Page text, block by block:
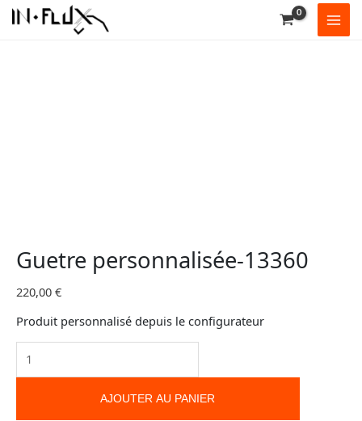
Aller
au
Guetre personnalisée-13360
220,00 €
Produit personnalisé depuis le configurateur
quantité
de
AJOUTER AU PANIER